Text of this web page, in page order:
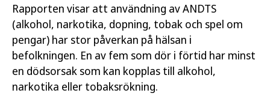
Rapporten visar att användning av ANDTS
(alkohol, narkotika, dopning, tobak och spel om
pengar) har stor påverkan på hälsan i
befolkningen. En av fem som dör i förtid har minst
en dödsorsak som kan kopplas till alkohol,
narkotika eller tobaksrökning.
Rapporten är i första hand ett kunskapsunderlag
för att stödja regeringens politik och ge underlag
för prioriteringar. Den kan också användas av
andra myndigheter och aktörer på nationell,
regional och lokal nivå som vill veta mer om
utvecklingen inom ANDTS.